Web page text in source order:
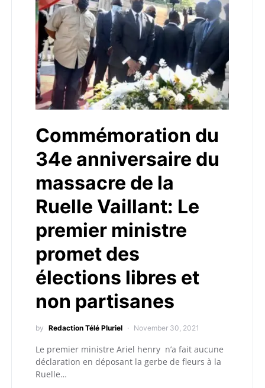
Commémoration du
34e anniversaire du
massacre de la
Ruelle Vaillant: Le
premier ministre
promet des
élections libres et
non partisanes
by Redaction Télé Pluriel November 30, 2021
Le premier ministre Ariel henry n’a fait aucune
déclaration en déposant la gerbe de fleurs à la
Ruelle…